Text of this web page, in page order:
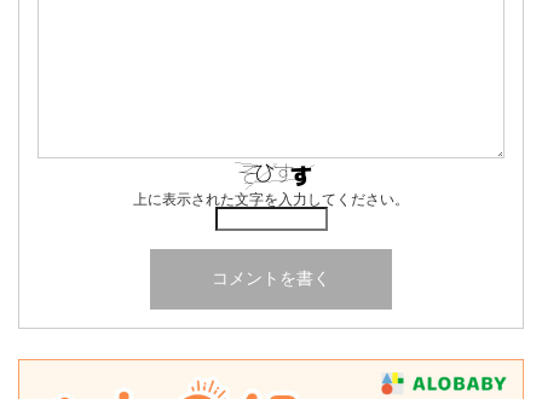
上に表示された文字を入力してください。